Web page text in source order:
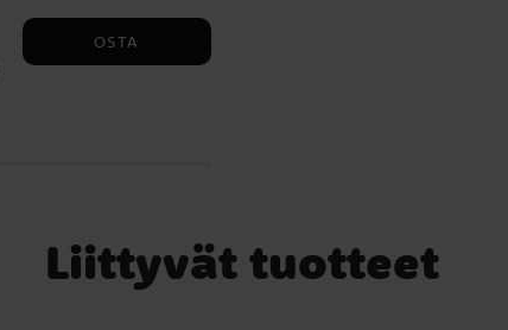
OSTA
Liittyvät tuotteet